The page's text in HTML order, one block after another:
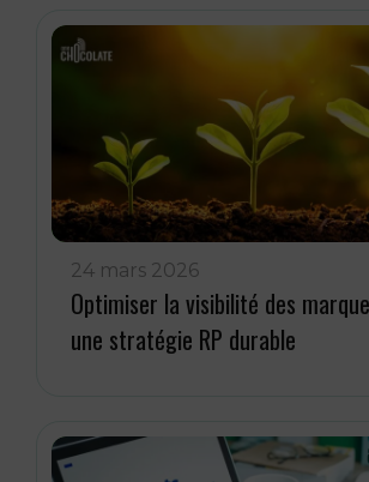
24 mars 2026
Optimiser la visibilité des
une stratégie RP durable